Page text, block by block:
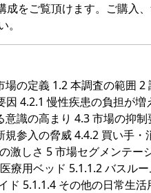
をご覧頂けます。ご購入
の定義 1.2 本調査の範囲
4.2.1 慢性疾患の負担が
識の高まり 4.3 市場の抑
参入の脅威 4.4.2 買い手
激しさ 5 市場セグメンテー
療用ベッド 5.1.1.2 バスル
ド 5.1.1.4 その他の日常生